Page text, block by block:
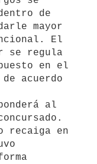
de
mayor
El
se regula
en el
acuerdo